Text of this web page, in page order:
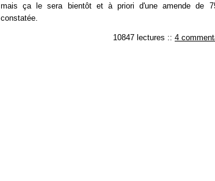
mais ça le sera bientôt et à priori d'une amende de
constatée.
10847 lectures :: 4